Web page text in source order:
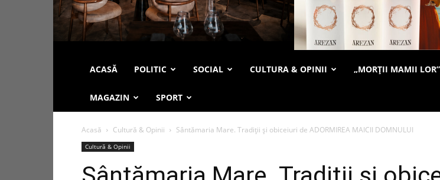
ACASĂ POLITIC SOCIAL CULTURA & OPINII „MORȚII MAMII LOR”
MAGAZIN SPORT
Acasă Cultură & Opinii Sântămaria Mare. Tradiţii şi obiceiuri de ADORMIREA MAICII DOMNULUI
Cultură & Opinii